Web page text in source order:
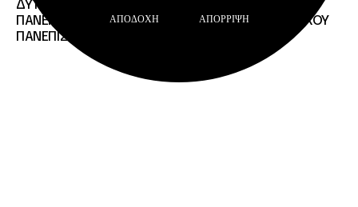
ΔΥΤΙΚΗΣ ΜΑΚΕΔΟΝΙΑΣ, ΔΗΜΟΚΡΙΤΕΙΟΥ
ΠΑΝΕΠΙΣΤΗΜΙΟΥ ΘΡΑΚΗΣ, ΕΛΛΗΝΙΚΟΥ ΜΕΣΟΓΕΙΑΚΟΥ
ΠΑΝΕΠΙΣΤΗΜΙΟΥ, ΠΑΤΡΩΝ
ΑΠΟΔΟΧΉ ΑΠΌΡΡΙΨΗ